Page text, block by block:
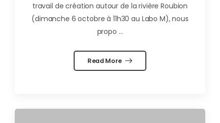
travail de création autour de la rivière Roubion
(dimanche 6 octobre à 11h30 au Labo M), nous
propo ...
Read More